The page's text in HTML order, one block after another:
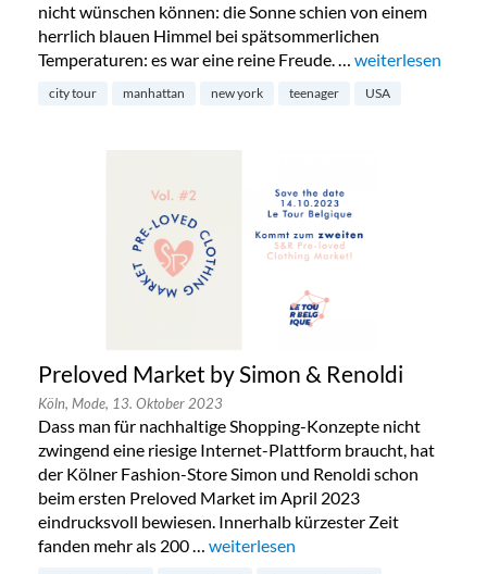
nicht wünschen können: die Sonne schien von einem
herrlich blauen Himmel bei spätsommerlichen
Temperaturen: es war eine reine Freude. … „New York mit
weiterlesen
city tour manhattan new york teenager USA
Preloved Market by Simon & Renoldi
Köln, Mode, 13. Oktober 2023
Dass man für nachhaltige Shopping-Konzepte nicht
zwingend eine riesige Internet-Plattform braucht, hat
der Kölner Fashion-Store Simon und Renoldi schon
beim ersten Preloved Market im April 2023
eindrucksvoll bewiesen. Innerhalb kürzester Zeit
fanden mehr als 200 … „Preloved Market by Simon &
weiterlesen